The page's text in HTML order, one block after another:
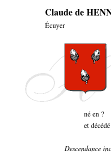
Claude de
Écuyer
né en ?
et
Descendance